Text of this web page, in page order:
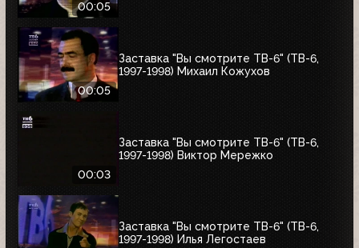
00:05
00:05
Заставка "Вы смотрите ТВ-6" (ТВ-6,
1997-1998) Михаил Кожухов
00:03
Заставка "Вы смотрите ТВ-6" (ТВ-6,
1997-1998) Виктор Мережко
Заставка "Вы смотрите ТВ-6" (ТВ-6,
1997-1998) Илья Легостаев